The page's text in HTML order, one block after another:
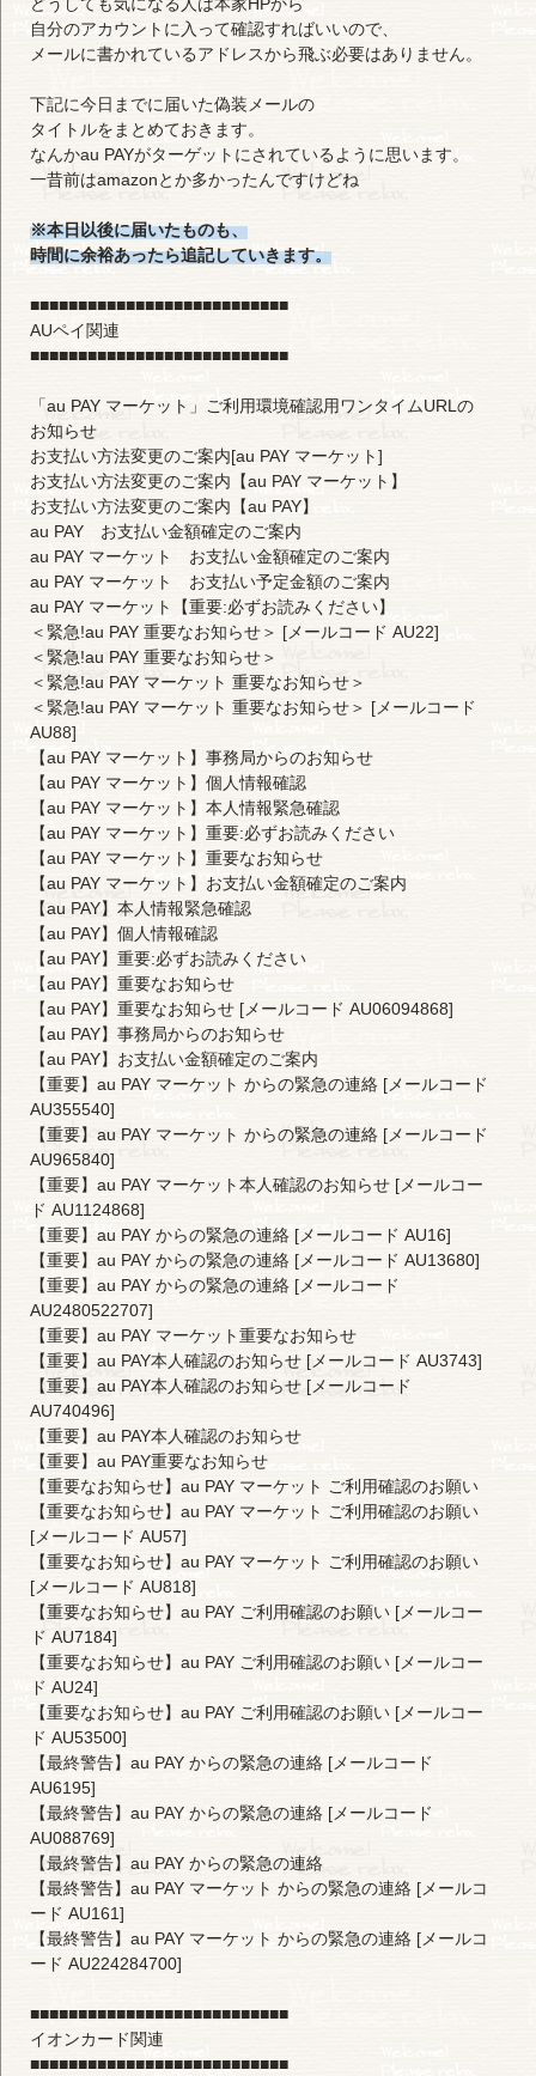
自分のアカウントに入って確認すればいいので、
メールに書かれているアドレスから飛ぶ必要はありません。
下記に今日までに届いた偽装メールの
タイトルをまとめておきます。
なんかau PAYがターゲットにされているように思います。
一昔前はamazonとか多かったんですけどね
※本日以後に届いたものも、
時間に余裕あったら追記していきます。
■■■■■■■■■■■■■■■■■■■■■■■■■■■
AUペイ関連
■■■■■■■■■■■■■■■■■■■■■■■■■■■
「au PAY マーケット」ご利用環境確認用ワンタイムURLの
お知らせ
お支払い方法変更のご案内[au PAY マーケット]
お支払い方法変更のご案内【au PAY マーケット】
お支払い方法変更のご案内【au PAY】
au PAY お支払い金額確定のご案内
au PAY マーケット お支払い金額確定のご案内
au PAY マーケット お支払い予定金額のご案内
au PAY マーケット【重要:必ずお読みください】
＜緊急!au PAY 重要なお知らせ＞ [メールコード AU22]
＜緊急!au PAY 重要なお知らせ＞
＜緊急!au PAY マーケット 重要なお知らせ＞
＜緊急!au PAY マーケット 重要なお知らせ＞ [メールコード
AU88]
【au PAY マーケット】事務局からのお知らせ
【au PAY マーケット】個人情報確認
【au PAY マーケット】本人情報緊急確認
【au PAY マーケット】重要:必ずお読みください
【au PAY マーケット】重要なお知らせ
【au PAY マーケット】お支払い金額確定のご案内
【au PAY】本人情報緊急確認
【au PAY】個人情報確認
【au PAY】重要:必ずお読みください
【au PAY】重要なお知らせ
【au PAY】重要なお知らせ [メールコード AU06094868]
【au PAY】事務局からのお知らせ
【au PAY】お支払い金額確定のご案内
【重要】au PAY マーケット からの緊急の連絡 [メールコード
AU355540]
【重要】au PAY マーケット からの緊急の連絡 [メールコード
AU965840]
【重要】au PAY マーケット本人確認のお知らせ [メールコー
ド AU1124868]
【重要】au PAY からの緊急の連絡 [メールコード AU16]
【重要】au PAY からの緊急の連絡 [メールコード AU13680]
【重要】au PAY からの緊急の連絡 [メールコード
AU2480522707]
【重要】au PAY マーケット重要なお知らせ
【重要】au PAY本人確認のお知らせ [メールコード AU3743]
【重要】au PAY本人確認のお知らせ [メールコード
AU740496]
【重要】au PAY本人確認のお知らせ
【重要】au PAY重要なお知らせ
【重要なお知らせ】au PAY マーケット ご利用確認のお願い
【重要なお知らせ】au PAY マーケット ご利用確認のお願い
[メールコード AU57]
【重要なお知らせ】au PAY マーケット ご利用確認のお願い
[メールコード AU818]
【重要なお知らせ】au PAY ご利用確認のお願い [メールコー
ド AU7184]
【重要なお知らせ】au PAY ご利用確認のお願い [メールコー
ド AU24]
【重要なお知らせ】au PAY ご利用確認のお願い [メールコー
ド AU53500]
【最終警告】au PAY からの緊急の連絡 [メールコード
AU6195]
【最終警告】au PAY からの緊急の連絡 [メールコード
AU088769]
【最終警告】au PAY からの緊急の連絡
【最終警告】au PAY マーケット からの緊急の連絡 [メールコ
ード AU161]
【最終警告】au PAY マーケット からの緊急の連絡 [メールコ
ード AU224284700]
■■■■■■■■■■■■■■■■■■■■■■■■■■■
イオンカード関連
■■■■■■■■■■■■■■■■■■■■■■■■■■■